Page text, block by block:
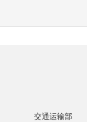
交通运输部